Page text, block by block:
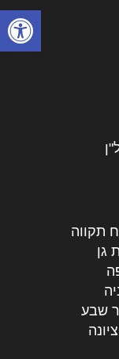
פתח
תקווה
גן
שבע